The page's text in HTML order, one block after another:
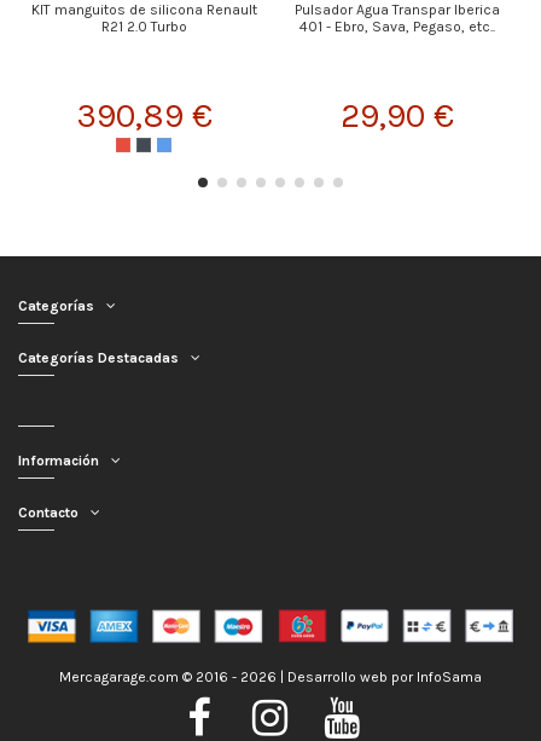
KIT manguitos de silicona Renault
R21 2.0 Turbo
390,89 €
Pulsador Agua Transpar Iberica
401 - Ebro, Sava, Pegaso, etc..
29,90 €
Categorías
Categorías Destacadas
Información
Contacto
Mercagarage.com © 2016 - 2026 | Desarrollo web por InfoSama